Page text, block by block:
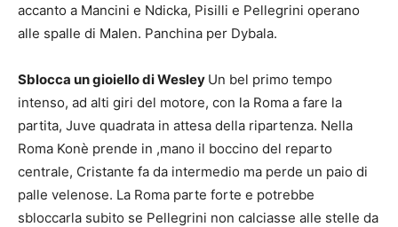
accanto a Mancini e Ndicka, Pisilli e Pellegrini operano
alle spalle di Malen. Panchina per Dybala.
Sblocca un gioiello di Wesley Un bel primo tempo
intenso, ad alti giri del motore, con la Roma a fare la
partita, Juve quadrata in attesa della ripartenza. Nella
Roma Konè prende in ,mano il boccino del reparto
centrale, Cristante fa da intermedio ma perde un paio di
palle velenose. La Roma parte forte e potrebbe
sbloccarla subito se Pellegrini non calciasse alle stelle da